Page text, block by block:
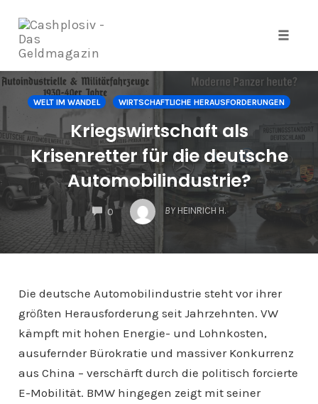
Zum
Inhalt
springen
WELT IM WANDEL WIRTSCHAFTLICHE HERAUSFORDERUNGEN
Kriegswirtschaft als
Krisenretter für die deutsche
Automobilindustrie?
0
COMMENTS
BY HEINRICH H.
Die deutsche Automobilindustrie steht vor ihrer
größten Herausforderung seit Jahrzehnten. VW
kämpft mit hohen Energie- und Lohnkosten,
ausufernder Bürokratie und massiver Konkurrenz
aus China – verschärft durch die politisch forcierte
E-Mobilität. BMW hingegen zeigt mit seiner